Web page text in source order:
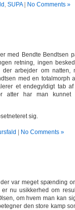
SUPA| No Comments »
med Bendte Bendtsen
retning, ingen
arbejder om natten,
med en totalmorph
et endegyldigt tab
atter har man kunnet
sig.
| No Comments »
var meget spænding
nu usikkerhed om
om hvem man kan
den store kamp